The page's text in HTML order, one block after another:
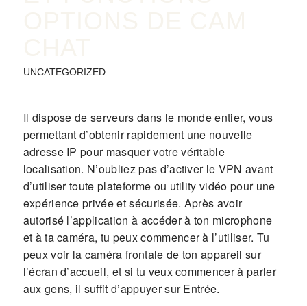
UNCATEGORIZED
Il dispose de serveurs dans le monde entier, vous
permettant d’obtenir rapidement une nouvelle
adresse IP pour masquer votre véritable
localisation. N’oubliez pas d’activer le VPN avant
d’utiliser toute plateforme ou utility vidéo pour une
expérience privée et sécurisée. Après avoir
autorisé l’application à accéder à ton microphone
et à ta caméra, tu peux commencer à l’utiliser. Tu
peux voir la caméra frontale de ton appareil sur
l’écran d’accueil, et si tu veux commencer à parler
aux gens, il suffit d’appuyer sur Entrée.